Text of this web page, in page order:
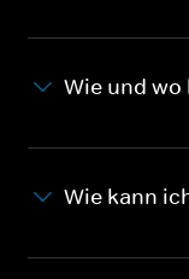
Wie und wo
Wie kann